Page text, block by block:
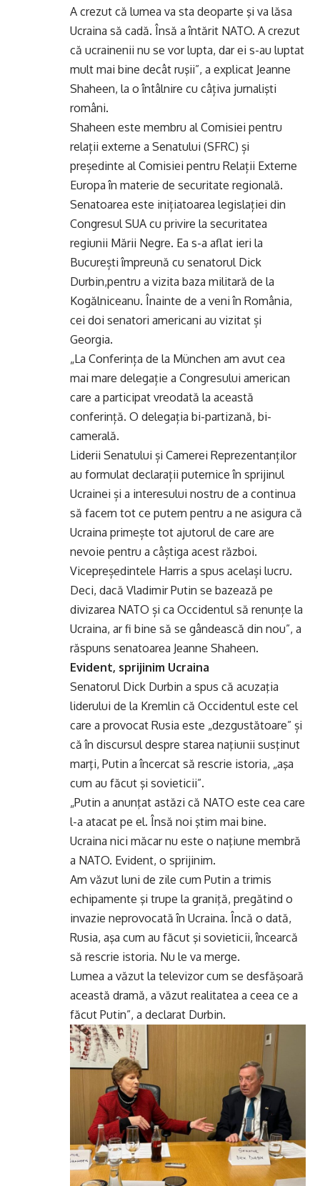
A crezut că lumea va sta deoparte şi va lăsa
Ucraina să cadă. Însă a întărit NATO. A crezut
că ucrainenii nu se vor lupta, dar ei s-au luptat
mult mai bine decât ruşii”, a explicat Jeanne
Shaheen, la o întâlnire cu câțiva jurnalişti
români.
Shaheen este membru al Comisiei pentru
relații externe a Senatului (SFRC) și
președinte al Comisiei pentru Relații Externe
Europa în materie de securitate regională.
Senatoarea este inițiatoarea legislației din
Congresul SUA cu privire la securitatea
regiunii Mării Negre. Ea s-a aflat ieri la
București împreună cu senatorul Dick
Durbin,pentru a vizita baza militară de la
Kogălniceanu. Înainte de a veni în România,
cei doi senatori americani au vizitat și
Georgia.
„La Conferința de la München am avut cea
mai mare delegație a Congresului american
care a participat vreodată la această
conferință. O delegația bi-partizană, bi-
camerală.
Liderii Senatului și Camerei Reprezentanților
au formulat declarații puternice în sprijinul
Ucrainei și a interesului nostru de a continua
să facem tot ce putem pentru a ne asigura că
Ucraina primește tot ajutorul de care are
nevoie pentru a câștiga acest război.
Vicepreședintele Harris a spus același lucru.
Deci, dacă Vladimir Putin se bazează pe
divizarea NATO și ca Occidentul să renunțe la
Ucraina, ar fi bine să se gândească din nou”, a
răspuns senatoarea Jeanne Shaheen.
Evident, sprijinim Ucraina
Senatorul Dick Durbin a spus că acuzaţia
liderului de la Kremlin că Occidentul este cel
care a provocat Rusia este „dezgustătoare” și
că în discursul despre starea naţiunii susţinut
marţi, Putin a încercat să rescrie istoria, „aşa
cum au făcut şi sovieticii”.
„Putin a anunţat astăzi că NATO este cea care
l-a atacat pe el. Însă noi ştim mai bine.
Ucraina nici măcar nu este o naţiune membră
a NATO. Evident, o sprijinim.
Am văzut luni de zile cum Putin a trimis
echipamente şi trupe la graniţă, pregătind o
invazie neprovocată în Ucraina. Încă o dată,
Rusia, aşa cum au făcut şi sovieticii, încearcă
să rescrie istoria. Nu le va merge.
Lumea a văzut la televizor cum se desfăşoară
această dramă, a văzut realitatea a ceea ce a
făcut Putin”, a declarat Durbin.